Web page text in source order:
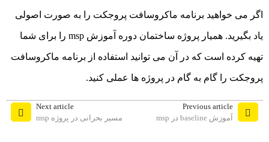
اگر می خواهید برنامه ماکروسافت پروجکت را به صورت اصولی
یاد بگیرید. همیار پروژه ساختمان دوره آموزش msp را برای شما
تهیه کرده است که در آن می توانید استفاده از برنامه ماکروسافت
پروجکت را گام به گام در پروژه ها عملی کنید.
Previous article
آموزش baseline در msp
Next article
مسیر بحرانی در پروژه msp